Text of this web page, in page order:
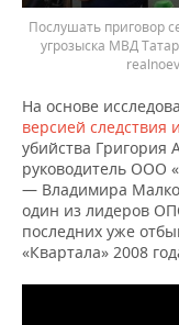
Послушать приговор
угрозыска МВД
На основе
версией следствия
убийства Григория
руководитель ООО
— Владимира
один из лидеров
последних уже
«Квартала» 2008